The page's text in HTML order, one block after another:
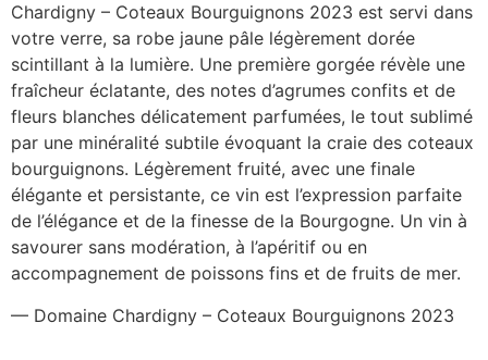
Chardigny – Coteaux Bourguignons 2023 est servi dans
votre verre, sa robe jaune pâle légèrement dorée
scintillant à la lumière. Une première gorgée révèle une
fraîcheur éclatante, des notes d’agrumes confits et de
fleurs blanches délicatement parfumées, le tout sublimé
par une minéralité subtile évoquant la craie des coteaux
bourguignons. Légèrement fruité, avec une finale
élégante et persistante, ce vin est l’expression parfaite
de l’élégance et de la finesse de la Bourgogne. Un vin à
savourer sans modération, à l’apéritif ou en
accompagnement de poissons fins et de fruits de mer.
— Domaine Chardigny – Coteaux Bourguignons 2023